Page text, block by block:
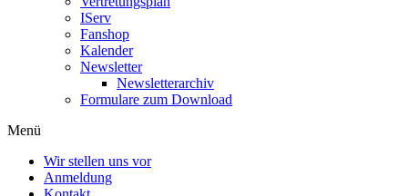
IServ
Fanshop
Kalender
Newsletter
Newsletterarchiv
Formulare zum Download
Menü
Wir stellen uns vor
Anmeldung